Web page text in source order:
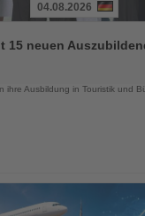
04.08.2026
15 neuen
ihre Ausbildung in Touristik und